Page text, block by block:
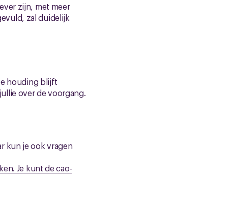
zijn, met meer
zal duidelijk
houding blijft
over de voorgang.
kun je ook vragen
Je kunt de cao-